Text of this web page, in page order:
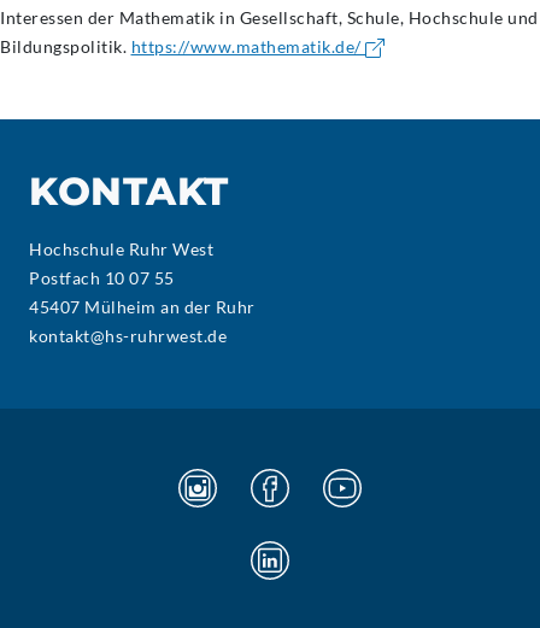
Interessen der Mathematik in Gesellschaft, Schule, Hochschule und
Bildungspolitik. https://www.mathematik.de/
KONTAKT
Hochschule Ruhr West
Postfach 10 07 55
45407 Mülheim an der Ruhr
kontakt@hs-ruhrwest.de